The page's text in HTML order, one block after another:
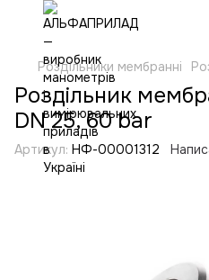
Роздільники мембранні
Роздільник
DN 25, 60 bar
Артикул: НФ-00001312